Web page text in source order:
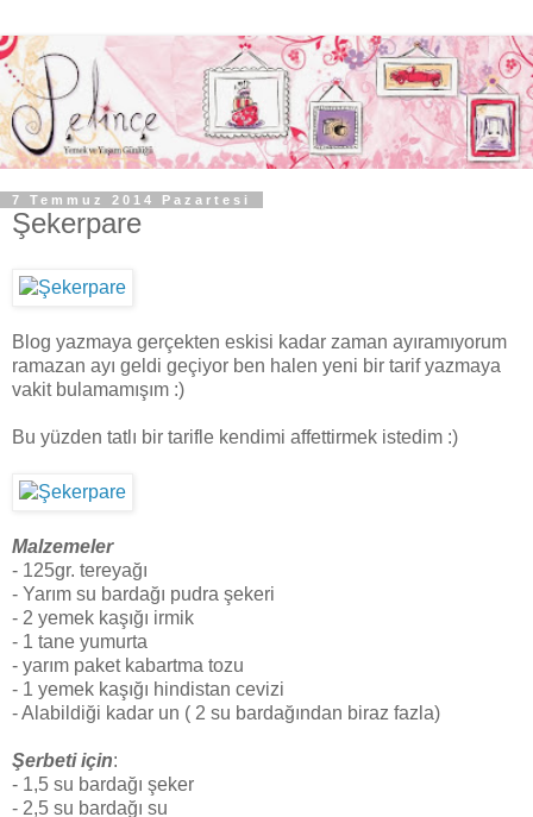
7 Temmuz 2014 Pazartesi
Şekerpare
Blog yazmaya gerçekten eskisi kadar zaman ayıramıyorum
ramazan ayı geldi geçiyor ben halen yeni bir tarif yazmaya
vakit bulamamışım :)
Bu yüzden tatlı bir tarifle kendimi affettirmek istedim :)
Malzemeler
- 125gr. tereyağı
- Yarım su bardağı pudra şekeri
- 2 yemek kaşığı irmik
- 1 tane yumurta
- yarım paket kabartma tozu
- 1 yemek kaşığı hindistan cevizi
- Alabildiği kadar un ( 2 su bardağından biraz fazla)
Şerbeti için:
- 1,5 su bardağı şeker
- 2,5 su bardağı su